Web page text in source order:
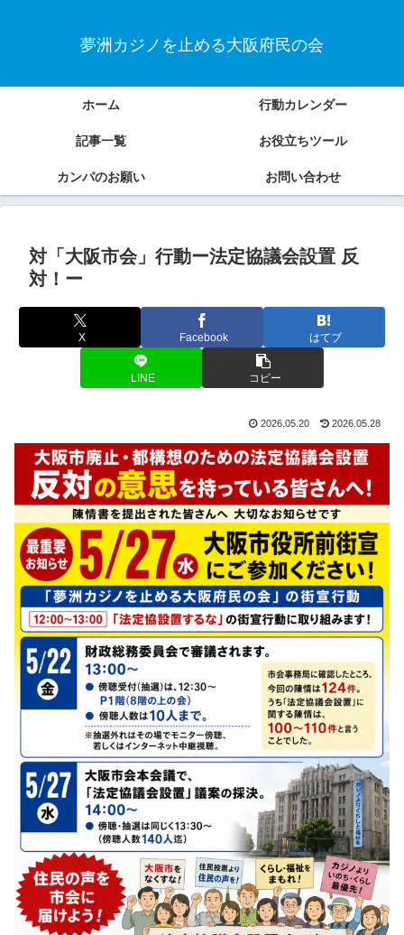
夢洲カジノを止める大阪府民の会
ホーム 行動カレンダー
記事一覧 お役立ちツール
カンパのお願い お問い合わせ
対「大阪市会」行動ー法定協議会設置 反
対！ー
X Facebook はてブ
LINE コピー
2026.05.20 2026.05.28